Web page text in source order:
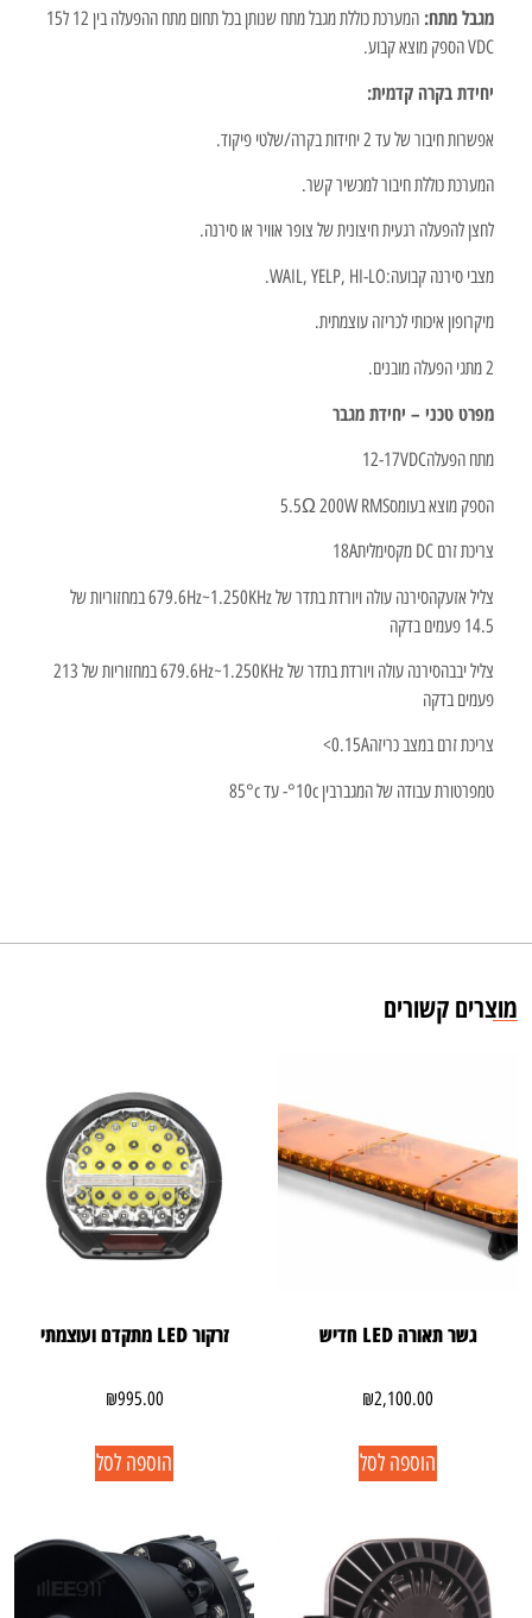
מגבל מתח:
המערכת כוללת מגבל מתח שנותן בכל תחום מתח ההפעלה בין 12 ל15
VDC הספק מוצא קבוע.
יחידת בקרה קדמית:
אפשרות חיבור של עד 2 יחידות בקרה/שלטי פיקוד.
המערכת כוללת חיבור למכשיר קשר.
לחצן להפעלה רגעית חיצונית של צופר אוויר או סירנה.
מצבי סירנה קבועה:WAIL, YELP, HI-LO.
מיקרופון איכותי לכריזה עוצמתית.
2 מתגי הפעלה מובנים.
מפרט טכני – יחידת מגבר
מתח הפעלה12-17VDC
הספק מוצא בעומס5.5Ω 200W RMS
צריכת זרם DC מקסימלית 18A
צליל אזעקה
סירנה עולה ויורדת בתדר של 679.6Hz~1.250KHz במחזוריות של
14.5 פעמים בדקה
צליל יבבה
סירנה עולה ויורדת בתדר של 679.6Hz~1.250KHz במחזוריות של 213
פעמים בדקה
צריכת זרם במצב כריזה0.15A>
טמפרטורת עבודה של המגברבין 10c°- עד 85°c
מוצרים קשורים
גשר תאורה LED חדיש
₪2,100.00
הוספה לסל
זרקור LED מתקדם ועוצמתי
₪995.00
הוספה לסל